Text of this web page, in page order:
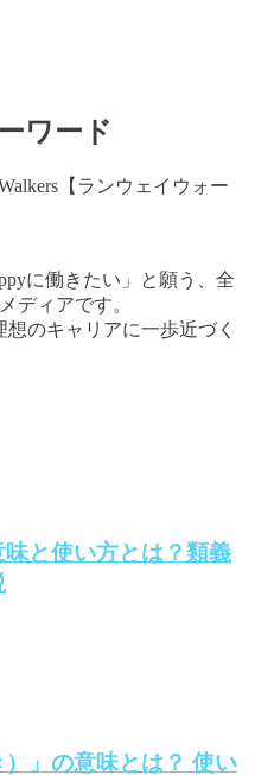
ワード
に働きたい」と願う、全
ディアです。
のキャリアに一歩近づく
味と使い方とは？類義
）」の意味とは？ 使い